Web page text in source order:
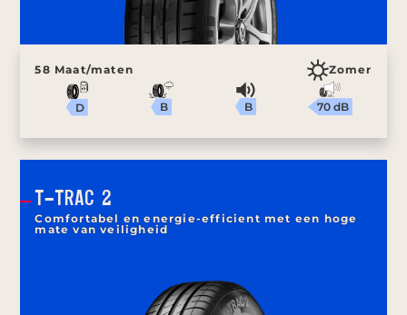
58 Maat/maten Zomer
D B B 70 dB
T-TRAC 2
Comfortabel en energie-efficient met een hoge
mate van veiligheid